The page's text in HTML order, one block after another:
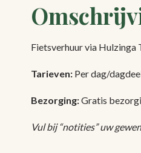
Fietsverhuur via
Tarieven: Per dag/
Bezorging:Gratis
Vul bij “notities” uw